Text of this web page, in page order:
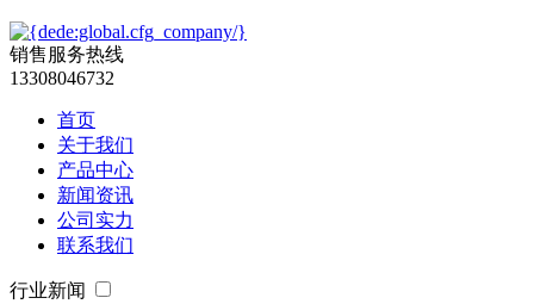
销售服务热线
13308046732
首页
关于我们
产品中心
新闻资讯
公司实力
联系我们
行业新闻